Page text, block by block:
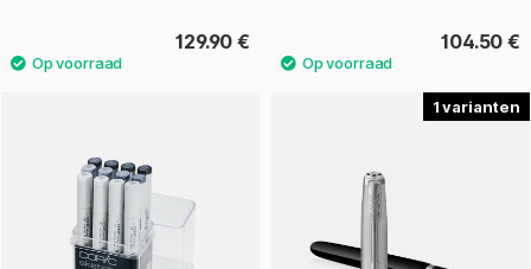
129.90 € 104.50 €
1